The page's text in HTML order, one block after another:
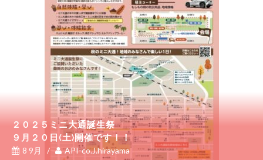
２０２５ミニ大通誕生祭
９月２０日(土)開催です！！
8 9月 / API-co.J.hirayama